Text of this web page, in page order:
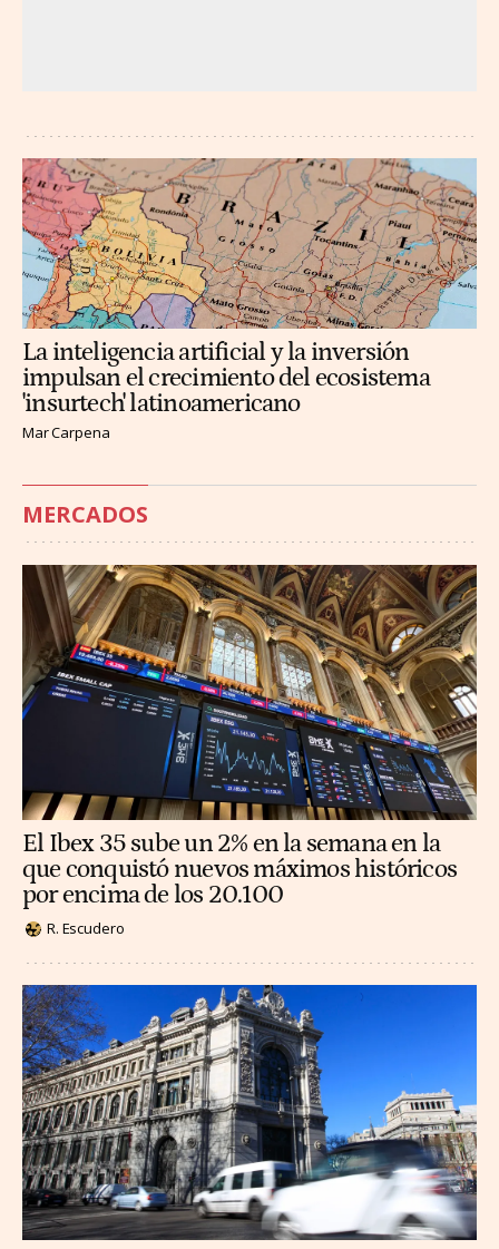
La inteligencia artificial y la inversión
impulsan el crecimiento del ecosistema
'insurtech' latinoamericano
Mar Carpena
MERCADOS
El Ibex 35 sube un 2% en la semana en la
que conquistó nuevos máximos históricos
por encima de los 20.100
R. Escudero